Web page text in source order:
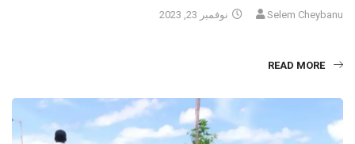
Selem Cheybanu نوفمبر 23, 2023
READ MORE